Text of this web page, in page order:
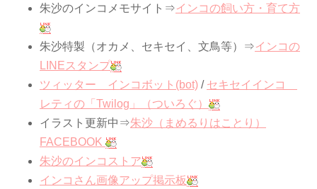
朱沙のインコメモサイト⇒インコの飼い方・育て方
朱沙特製（オカメ、セキセイ、文鳥等）⇒インコの
LINEスタンプ
ツィッター インコボット(bot) / セキセイインコ
レティの「Twilog」（ついろぐ）
イラスト更新中⇒朱沙（まめるりはことり）
FACEBOOK
朱沙のインコストア
インコさん画像アップ掲示板